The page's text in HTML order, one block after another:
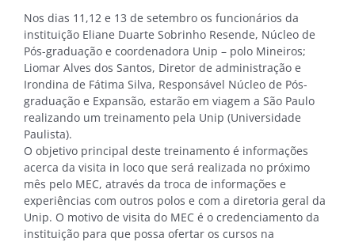
Nos dias 11,12 e 13 de setembro os funcionários da
instituição Eliane Duarte Sobrinho Resende, Núcleo de
Pós-graduação e coordenadora Unip – polo Mineiros;
Liomar Alves dos Santos, Diretor de administração e
Irondina de Fátima Silva, Responsável Núcleo de Pós-
graduação e Expansão, estarão em viagem a São Paulo
realizando um treinamento pela Unip (Universidade
Paulista).
O objetivo principal deste treinamento é informações
acerca da visita in loco que será realizada no próximo
mês pelo MEC, através da troca de informações e
experiências com outros polos e com a diretoria geral da
Unip. O motivo de visita do MEC é o credenciamento da
instituição para que possa ofertar os cursos na